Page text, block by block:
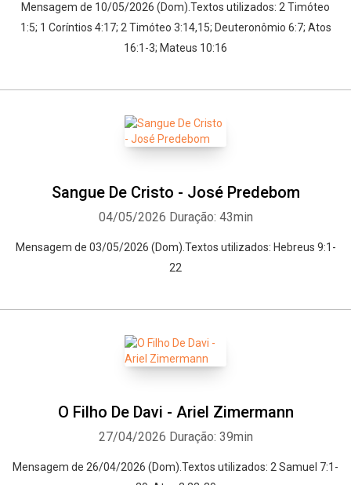
Mensagem de 10/05/2026 (Dom).Textos utilizados: 2 Timóteo
1:5; 1 Coríntios 4:17; 2 Timóteo 3:14,15; Deuteronômio 6:7; Atos
16:1-3; Mateus 10:16
Sangue De Cristo - José Predebom
04/05/2026 Duração: 43min
Mensagem de 03/05/2026 (Dom).Textos utilizados: Hebreus 9:1-
22
O Filho De Davi - Ariel Zimermann
27/04/2026 Duração: 39min
Mensagem de 26/04/2026 (Dom).Textos utilizados: 2 Samuel 7:1-